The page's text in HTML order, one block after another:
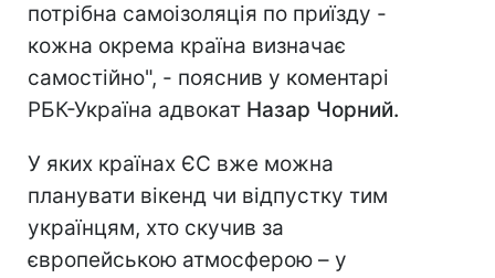
потрібна самоізоляція по приїзду -
кожна окрема країна визначає
самостійно", - пояснив у коментарі
РБК-Україна адвокат Назар Чорний.
У яких країнах ЄС вже можна
планувати вікенд чи відпустку тим
українцям, хто скучив за
європейською атмосферою – у